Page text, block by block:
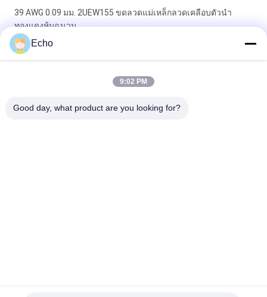
39 AWG 0.09 มม. 2UEW155 ขดลวดแม่เหล็กลวดเคลือบตัวนำ
ทองแดงหุ้มฉนวน
0.011 มม. 2UEW155 ลวดทองแดงเคลือบสำหรับขดลวดมอเตอร์
Ruiyuan Super Super Thin Winding Coils ลวดทองแดงเคลือบฟัน
Echo
9:02 PM
Good day, what product are you looking for?